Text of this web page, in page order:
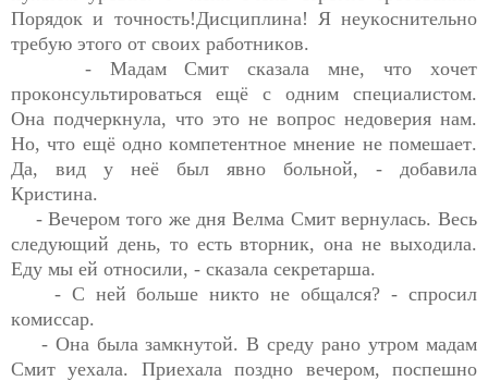
Порядок и точность!Дисциплина! Я неукоснительно
требую этого от своих работников.
- Мадам Смит сказала мне, что хочет
проконсультироваться ещё с одним специалистом.
Она подчеркнула, что это не вопрос недоверия нам.
Но, что ещё одно компетентное мнение не помешает.
Да, вид у неё был явно больной, - добавила
Кристина.
- Вечером того же дня Велма Смит вернулась. Весь
Еду мы ей относили, - сказала секретарша.
- С ней больше никто не общался? - спросил
комиссар.
- Она была замкнутой. В среду рано утром мадам
Смит уехала. Приехала поздно вечером, поспешно